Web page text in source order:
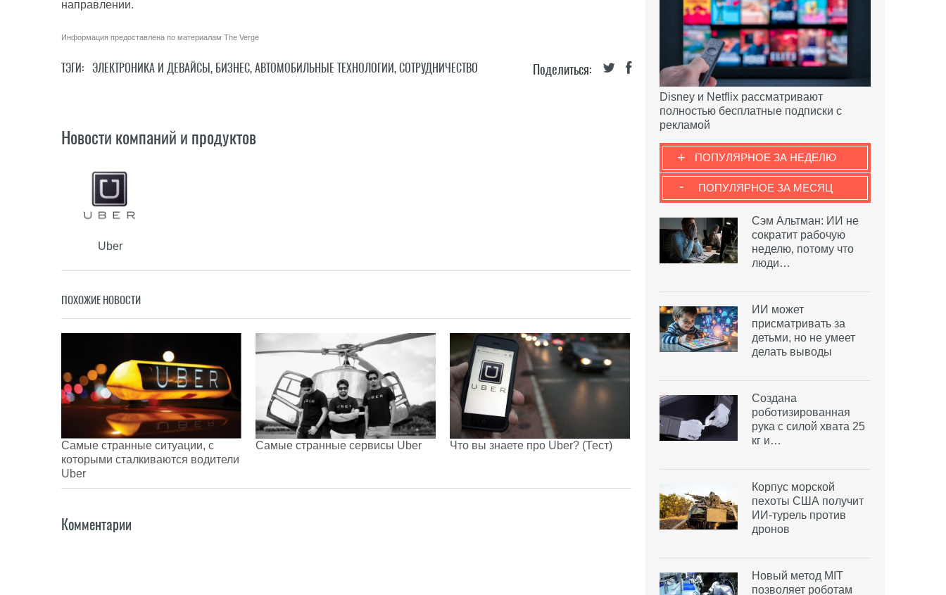
направлении.
Информация предоставлена по материалам The Verge
Поделиться:
ТЭГИ: ЭЛЕКТРОНИКА И ДЕВАЙСЫ, БИЗНЕС,АВТОМОБИЛЬНЫЕ ТЕХНОЛОГИИ,СОТРУДНИЧЕСТВО
Новости компаний и продуктов
Uber
ПОХОЖИЕ НОВОСТИ
Самые странные ситуации, с
которыми сталкиваются водители
Uber
Самые странные сервисы Uber Что вы знаете про Uber? (Тест)
Комментарии
Disney и Netflix рассматривают
полностью бесплатные подписки с
рекламой
ПОПУЛЯРНОЕ ЗА НЕДЕЛЮ
+
ПОПУЛЯРНОЕ ЗА МЕСЯЦ
-
Сэм Альтман: ИИ не
сократит рабочую
неделю, потому что
люди…
ИИ может
присматривать за
детьми, но не умеет
делать выводы
Создана
роботизированная
рука с силой хвата 25
кг и…
Корпус морской
пехоты США получит
ИИ-турель против
дронов
Новый метод MIT
позволяет роботам